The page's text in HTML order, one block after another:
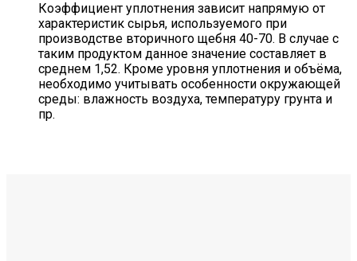
Коэффициент уплотнения зависит напрямую от
характеристик сырья, используемого при
производстве вторичного щебня 40-70. В случае с
таким продуктом данное значение составляет в
среднем 1,52. Кроме уровня уплотнения и объёма,
необходимо учитывать особенности окружающей
среды: влажность воздуха, температуру грунта и
пр.